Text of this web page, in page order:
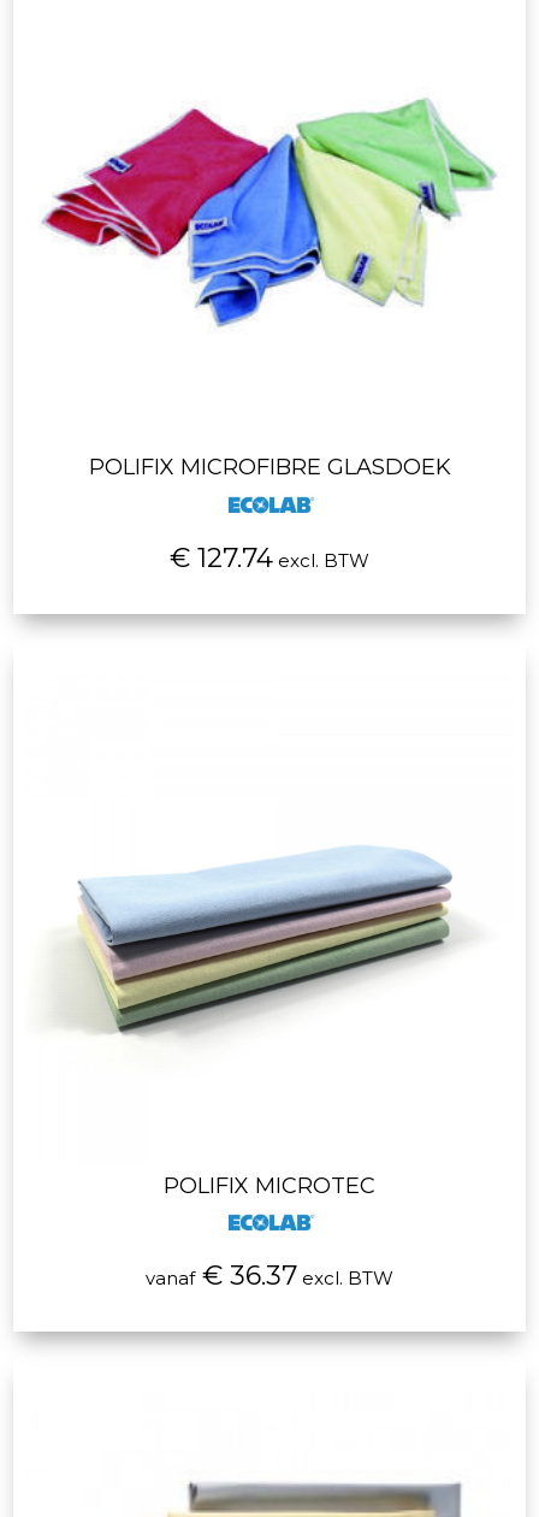
POLIFIX MICROFIBRE GLASDOEK
€ 127.74 excl. BTW
POLIFIX MICROTEC
vanaf€ 36.37 excl. BTW